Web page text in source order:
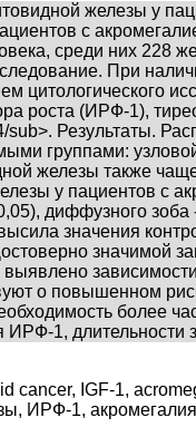
железы у
с
среди них
При
цитологического
роста (ИРФ-1),
Результаты.
группами:
железы также
у пациентов с
диффузного
значения
значимой
о повышенном
более
1, длительности
cancer, IGF-1,
ИРФ-1,